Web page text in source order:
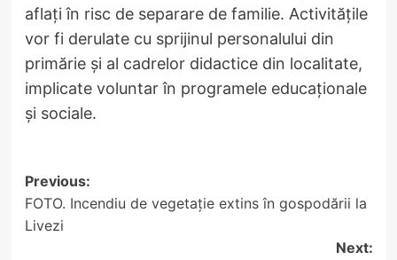
aflați în risc de separare de familie. Activitățile
vor fi derulate cu sprijinul personalului din
primărie și al cadrelor didactice din localitate,
implicate voluntar în programele educaționale
și sociale.
Post
navigation
Previous:
FOTO. Incendiu de vegetație extins în gospodării la
Livezi
Next: